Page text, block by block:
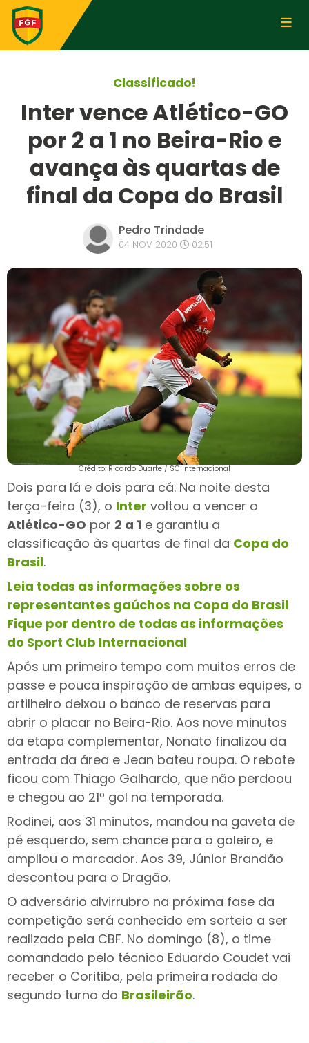
Classificado!
Inter vence Atlético-GO
por 2 a 1 no Beira-Rio e
avança às quartas de
final da Copa do Brasil
Pedro Trindade
04 NOV 2020 02:51
Crédito: Ricardo Duarte / SC Internacional
Dois para lá e dois para cá. Na noite desta
terça-feira (3), o Inter voltou a vencer o
Atlético-GO por 2 a 1 e garantiu a
classificação às quartas de final da Copa do
Brasil.
Leia todas as informações sobre os
representantes gaúchos na Copa do Brasil
Fique por dentro de todas as informações
do Sport Club Internacional
Após um primeiro tempo com muitos erros de
passe e pouca inspiração de ambas equipes, o
artilheiro deixou o banco de reservas para
abrir o placar no Beira-Rio. Aos nove minutos
da etapa complementar, Nonato finalizou da
entrada da área e Jean bateu roupa. O rebote
ficou com Thiago Galhardo, que não perdoou
e chegou ao 21º gol na temporada.
Rodinei, aos 31 minutos, mandou na gaveta de
pé esquerdo, sem chance para o goleiro, e
ampliou o marcador. Aos 39, Júnior Brandão
descontou para o Dragão.
O adversário alvirrubro na próxima fase da
competição será conhecido em sorteio a ser
realizado pela CBF. No domingo (8), o time
comandado pelo técnico Eduardo Coudet vai
receber o Coritiba, pela primeira rodada do
segundo turno do Brasileirão.